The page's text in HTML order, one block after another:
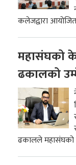
कलेजद्वारा
महासंघको
ढकालको
ढकालले महासंघको